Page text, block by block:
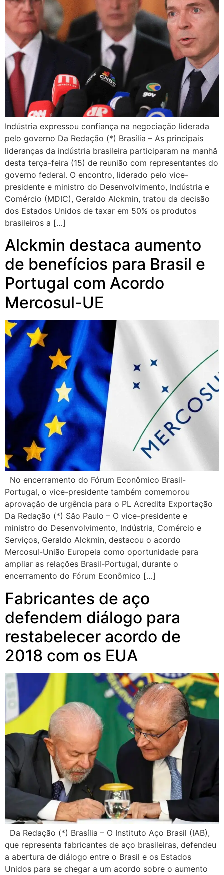
Indústria expressou confiança na negociação liderada
pelo governo Da Redação (*) Brasília – As principais
lideranças da indústria brasileira participaram na manhã
desta terça-feira (15) de reunião com representantes do
governo federal. O encontro, liderado pelo vice-
presidente e ministro do Desenvolvimento, Indústria e
Comércio (MDIC), Geraldo Alckmin, tratou da decisão
dos Estados Unidos de taxar em 50% os produtos
brasileiros a […]
Alckmin destaca aumento
de benefícios para Brasil e
Portugal com Acordo
Mercosul-UE
No encerramento do Fórum Econômico Brasil-
Portugal, o vice-presidente também comemorou
aprovação de urgência para o PL Acredita Exportação
Da Redação (*) São Paulo – O vice-presidente e
ministro do Desenvolvimento, Indústria, Comércio e
Serviços, Geraldo Alckmin, destacou o acordo
Mercosul-União Europeia como oportunidade para
ampliar as relações Brasil-Portugal, durante o
encerramento do Fórum Econômico […]
Fabricantes de aço
defendem diálogo para
restabelecer acordo de
2018 com os EUA
Da Redação (*) Brasília – O Instituto Aço Brasil (IAB),
que representa fabricantes de aço brasileiras, defendeu
a abertura de diálogo entre o Brasil e os Estados
Unidos para se chegar a um acordo sobre o aumento